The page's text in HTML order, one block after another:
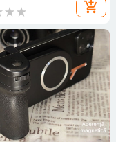
add_shopping_cart